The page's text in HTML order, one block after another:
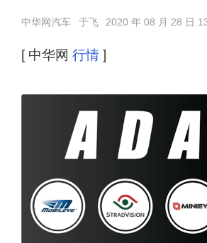
中华网汽车 于飞 2020 年 08 月 28 日
[ 中华网 行情]